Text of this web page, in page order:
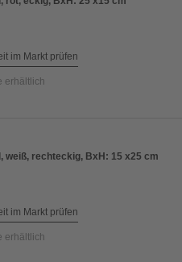
im Markt prüfen
erhältlich
weiß, rechteckig, BxH: 15 x25 cm
im Markt prüfen
erhältlich